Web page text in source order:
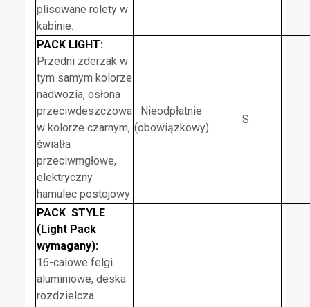
plisowane rolety w
kabinie.
PACK LIGHT:
Przedni zderzak w
tym samym kolorze
nadwozia, osłona
przeciwdeszczowa
w kolorze czarnym,
światła
przeciwmgłowe,
elektryczny
hamulec postojowy
Nieodpłatnie
(obowiązkowy)
S
PACK STYLE
(Light Pack
wymagany):
16-calowe felgi
aluminiowe, deska
rozdzielcza